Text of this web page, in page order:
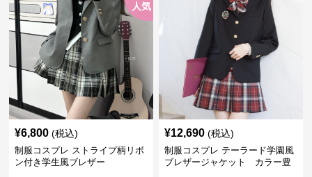
人気
¥6,800 (税込)
制服コスプレ ストライプ柄リボ
ン付き学生風ブレザー
¥12,690 (税込)
制服コスプレ テーラード学園風
ブレザージャケット カラー豊